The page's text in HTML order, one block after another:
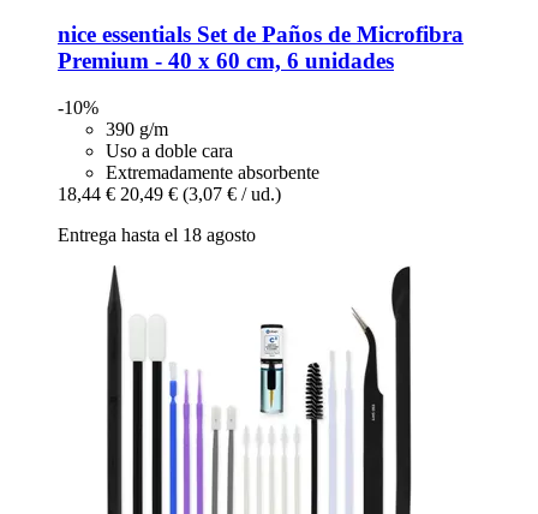
nice essentials Set de Paños de Microfibra
Premium -​ 40 x 60 cm, 6 unidades
-10%
390 g/m
Uso a doble cara
Extremadamente absorbente
18,44 € 20,49 € (3,07 € / ud.)
Entrega hasta el 18 agosto